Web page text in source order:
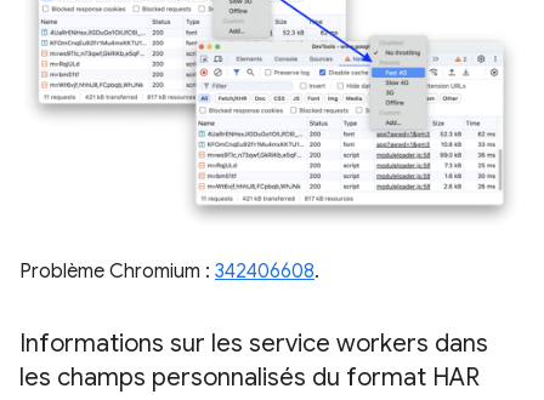
Problème Chromium : 342406608.
Informations sur les service workers dans
les champs personnalisés du format HAR